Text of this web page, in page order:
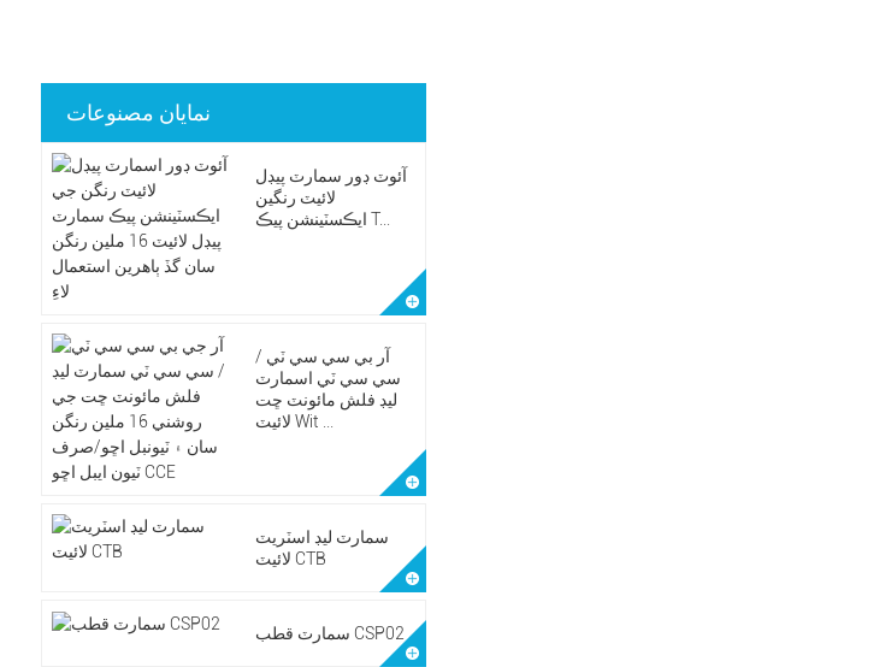
نمايان مصنوعات
آئوٽ ڊور سمارٽ پيڊل
لائيٽ رنگين
ايڪسٽينشن پيڪ T...
آر بي سي سي ٽي /
سي سي ٽي اسمارٽ
ليڊ فلش مائونٽ ڇت
لائيٽ Wit ...
سمارٽ ليڊ اسٽريٽ
لائيٽ CTB
سمارٽ قطب CSP02